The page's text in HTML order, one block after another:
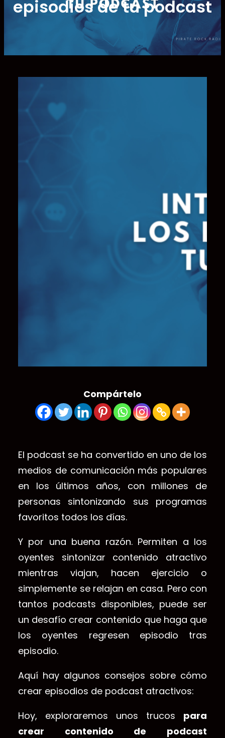
episodios de tu podcast
Compártelo
El podcast se ha convertido en uno de los
medios de comunicación más populares
en los últimos años, con millones de
personas sintonizando sus programas
favoritos todos los días.
Y por una buena razón. Permiten a los
oyentes sintonizar contenido atractivo
mientras viajan, hacen ejercicio o
simplemente se relajan en casa. Pero con
tantos podcasts disponibles, puede ser
un desafío crear contenido que haga que
los oyentes regresen episodio tras
episodio.
Aquí hay algunos consejos sobre cómo
crear episodios de podcast atractivos:
Hoy, exploraremos unos trucos para
crear contenido de podcast